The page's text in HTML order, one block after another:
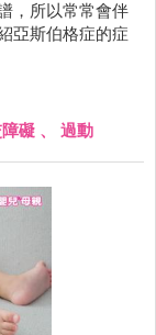
，所以常常會伴
亞斯伯格症的症
礙 、 過動